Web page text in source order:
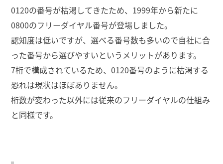
0120の番号が枯渇してきたため、1999年から新たに
0800のフリーダイヤル番号が登場しました。
認知度は低いですが、選べる番号数も多いので自社に合
った番号から選びやすいというメリットがあります。
7桁で構成されているため、0120番号のように枯渇する
恐れは現状はほぼありません。
桁数が変わった以外には従来のフリーダイヤルの仕組み
と同様です。